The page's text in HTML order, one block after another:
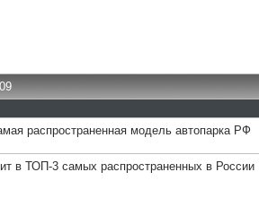
распространенная модель автопарка РФ
в ТОП-3 самых распространенных в России